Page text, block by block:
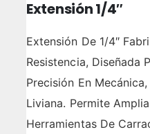
Extensión 1/4″
Extensión De 1/4″
Resistencia, Diseñada
Precisión En
Liviana. Permite
Herramientas De